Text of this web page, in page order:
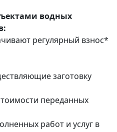
водных
регулярный взнос*
заготовку
переданных
работ и услуг в